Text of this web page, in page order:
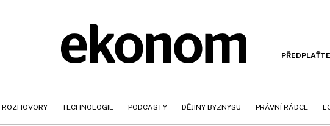
ROZHOVORY TECHNOLOGIE PODCASTY DĚJINY BYZNYSU PRÁVNÍ RÁDCE